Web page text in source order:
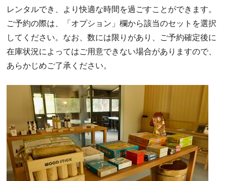
レンタルでき、より快適な時間を過ごすことができます。
ご予約の際は、「オプション」欄から該当のセットを選択
してください。なお、数には限りがあり、ご予約確定後に
在庫状況によってはご用意できない場合がありますので、
あらかじめご了承ください。